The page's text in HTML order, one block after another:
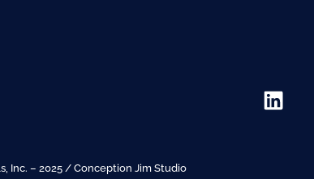
Inc. – 2025 / Conception Jim Studio